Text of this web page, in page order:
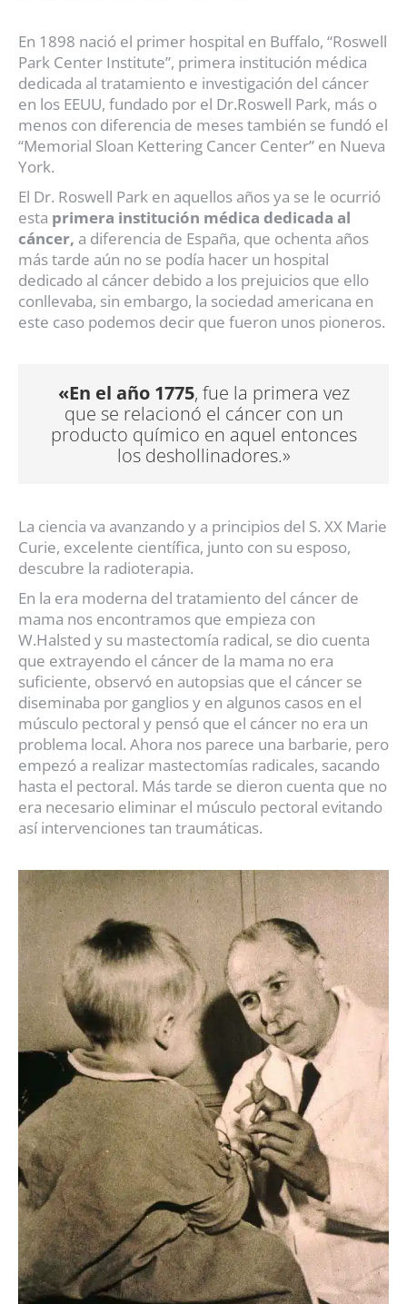
En 1898 nació el primer hospital en Buffalo, “Roswell
Park Center Institute”, primera institución médica
dedicada al tratamiento e investigación del cáncer
en los EEUU, fundado por el Dr.Roswell Park, más o
menos con diferencia de meses también se fundó el
“Memorial Sloan Kettering Cancer Center” en Nueva
York.
El Dr. Roswell Park en aquellos años ya se le ocurrió
esta primera institución médica dedicada al
cáncer, a diferencia de España, que ochenta años
más tarde aún no se podía hacer un hospital
dedicado al cáncer debido a los prejuicios que ello
conllevaba, sin embargo, la sociedad americana en
este caso podemos decir que fueron unos pioneros.
«En el año 1775, fue la primera vez
que se relacionó el cáncer con un
producto químico en aquel entonces
los deshollinadores.»
La ciencia va avanzando y a principios del S. XX Marie
Curie, excelente científica, junto con su esposo,
descubre la radioterapia.
En la era moderna del tratamiento del cáncer de
mama nos encontramos que empieza con
W.Halsted y su mastectomía radical, se dio cuenta
que extrayendo el cáncer de la mama no era
suficiente, observó en autopsias que el cáncer se
diseminaba por ganglios y en algunos casos en el
músculo pectoral y pensó que el cáncer no era un
problema local. Ahora nos parece una barbarie, pero
empezó a realizar mastectomías radicales, sacando
hasta el pectoral. Más tarde se dieron cuenta que no
era necesario eliminar el músculo pectoral evitando
así intervenciones tan traumáticas.